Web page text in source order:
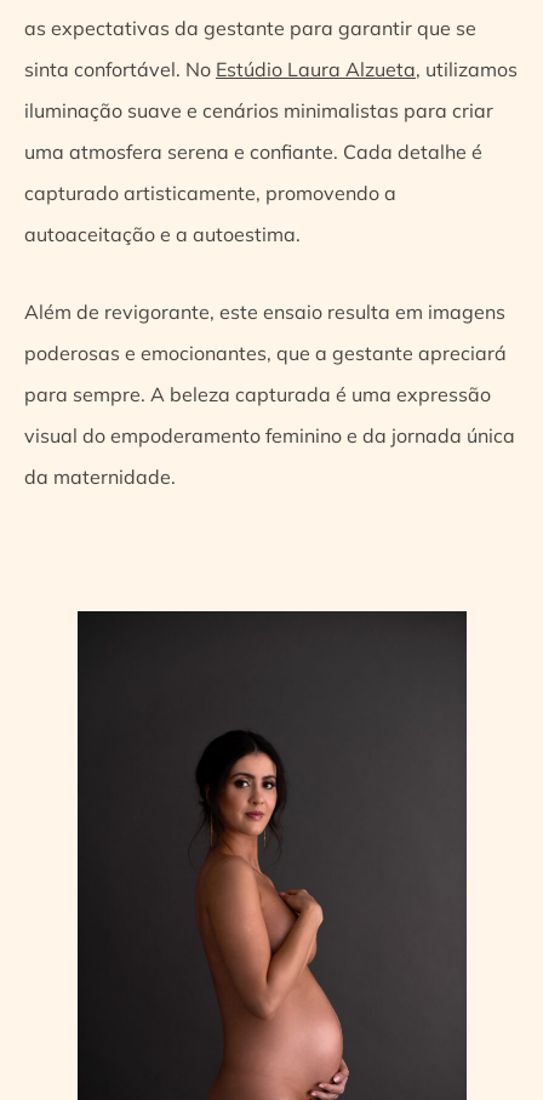
as expectativas da gestante para garantir que se
sinta confortável. No Estúdio Laura Alzueta, utilizamos
iluminação suave e cenários minimalistas para criar
uma atmosfera serena e confiante. Cada detalhe é
capturado artisticamente, promovendo a
autoaceitação e a autoestima.
Além de revigorante, este ensaio resulta em imagens
poderosas e emocionantes, que a gestante apreciará
para sempre. A beleza capturada é uma expressão
visual do empoderamento feminino e da jornada única
da maternidade.